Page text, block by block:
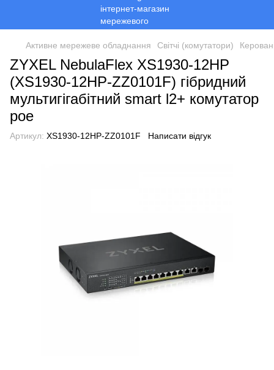
Активне мережеве обладнання Світчі (комутатори)
ZYXEL NebulaFlex XS1930-12HP
(XS1930-12HP-ZZ0101F) гібридний
мультигігабітний smart l2+ комутатор
poe
Артикул: XS1930-12HP-ZZ0101F Написати відгук